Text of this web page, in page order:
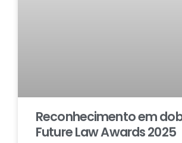
Reconhecimento em
Future Law Awards 2025